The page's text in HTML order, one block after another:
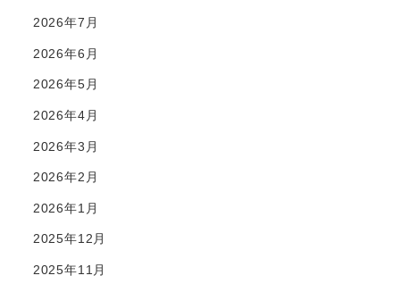
2026年7月
2026年6月
2026年5月
2026年4月
2026年3月
2026年2月
2026年1月
2025年12月
2025年11月